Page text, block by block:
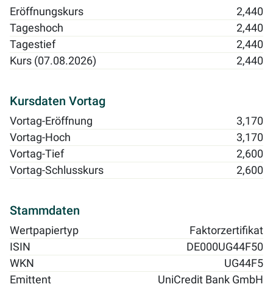
Eröffnungskurs
2,440
Tageshoch
2,440
Tagestief
2,440
Kurs (07.08.2026)
2,440
Kursdaten Vortag
Vortag-Eröffnung
3,170
Vortag-Hoch
3,170
Vortag-Tief
2,600
Vortag-Schlusskurs
2,600
Stammdaten
Wertpapiertyp
Faktorzertifikat
ISIN
DE000UG44F50
WKN
UG44F5
Emittent
UniCredit Bank GmbH